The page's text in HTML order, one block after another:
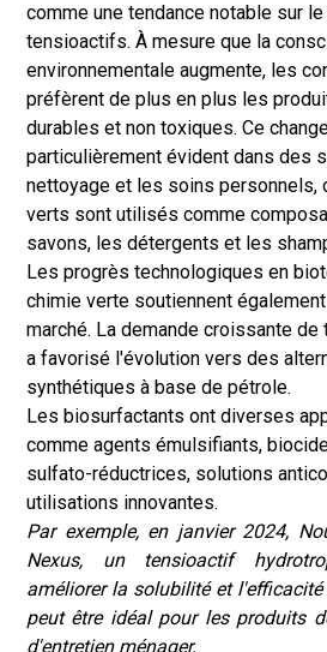
comme une tendance notable sur
tensioactifs. À mesure que la
environnementale augmente, les
préfèrent de plus en plus les
durables et non toxiques. Ce
particulièrement évident dans des
nettoyage et les soins personnels,
verts sont utilisés comme
savons, les détergents et les
Les progrès technologiques en
chimie verte soutiennent également
marché. La demande croissante
a favorisé l'évolution vers des
synthétiques à base de pétrole.
Les biosurfactants ont diverses
comme agents émulsifiants,
sulfato-réductrices, solutions
utilisations innovantes.
Par exemple, en janvier 2024,
Nexus, un tensioactif
améliorer la solubilité et
peut être idéal pour les produits
d'entretien ménager.